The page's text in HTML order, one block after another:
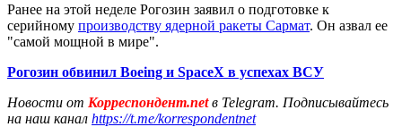
Ранее на этой неделе Рогозин заявил о подготовке к
серийному производству ядерной ракеты Сармат. Он азвал ее
"самой мощной в мире".
Рогозин обвинил Boeing и SpaceX в успехах ВСУ
Новости от Корреспондент.netв Telegram. Подписывайтесь
на наш канал https://t.me/korrespondentnet